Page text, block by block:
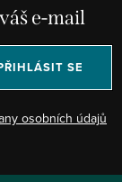
e-mail
osobních údajů
SE